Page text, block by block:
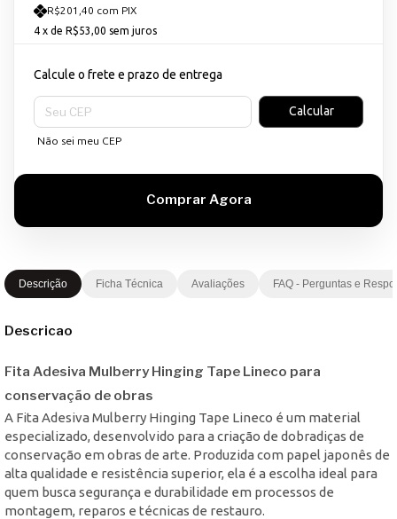
R$201,40 com PIX
4 x de R$53,00 sem juros
Calcule o frete e prazo de entrega
Entregas para o CEP:
Calcular
Não sei meu CEP
Descrição Ficha Técnica Avaliações FAQ - Perguntas e
Descricao
Fita Adesiva Mulberry Hinging Tape Lineco para
conservação de obras
A Fita Adesiva Mulberry Hinging Tape Lineco é um material
especializado, desenvolvido para a criação de dobradiças de
conservação em obras de arte. Produzida com papel japonês de
alta qualidade e resistência superior, ela é a escolha ideal para
quem busca segurança e durabilidade em processos de
montagem, reparos e técnicas de restauro.